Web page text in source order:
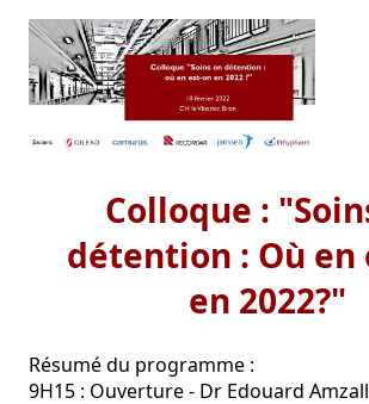
Colloque :
détention : Où en
en 2022?"
Résumé du programme :
9H15 : Ouverture - Dr Edouard